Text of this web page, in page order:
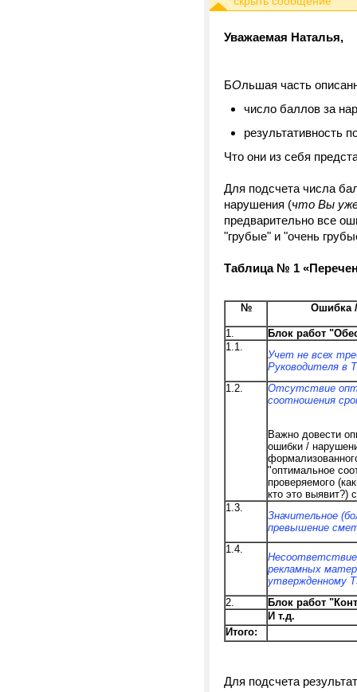
Уважаемая Наталья,
БОльшая часть
число баллов за
результативность
Что они из себя
Для подсчета числа
нарушения (что Вы
предварительно все
"грубые" и "очень
Таблица № 1
№ Ошибка
1.
Блок работ
1.1.
Учет не всех
Руководителя в
1.2.
Отсутствие
соотношения
Важно довести
ошибки /
"оптимальное
проверяемого
кто это выявит?)
1.3.
Значительное
превышение
1.4.
рекламных
утвержденному
2.
Блок работ
И т.д.
Итого:
Для подсчета